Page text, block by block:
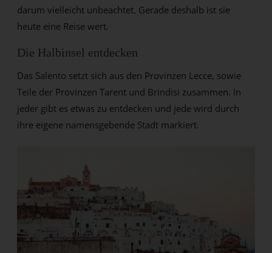
darum vielleicht unbeachtet. Gerade deshalb ist sie
heute eine Reise wert.
Die Halbinsel entdecken
Das Salento setzt sich aus den Provinzen Lecce, sowie
Teile der Provinzen Tarent und Brindisi zusammen. In
jeder gibt es etwas zu entdecken und jede wird durch
ihre eigene namensgebende Stadt markiert.